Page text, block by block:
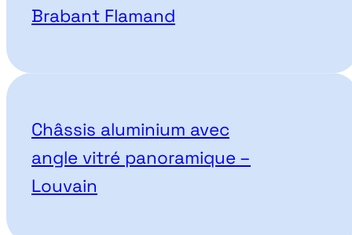
Brabant Flamand
Châssis aluminium avec
angle vitré panoramique –
Louvain